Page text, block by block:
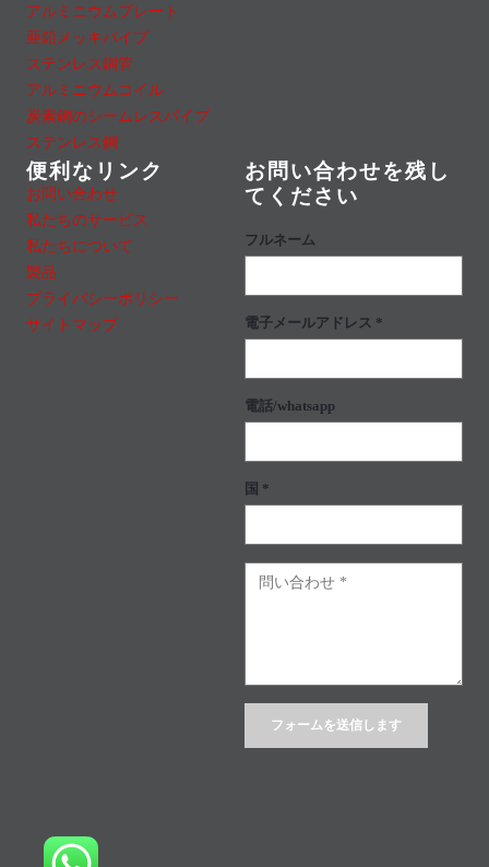
アルミニウムプレート
亜鉛メッキパイプ
ステンレス鋼管
アルミニウムコイル
炭素鋼のシームレスパイプ
ステンレス鋼
便利なリンク
お問い合わせ
私たちのサービス
私たちについて
製品
プライバシーポリシー
サイトマップ
お問い合わせを残し
てください
フルネーム
電子メールアドレス *
電話/whatsapp
国 *